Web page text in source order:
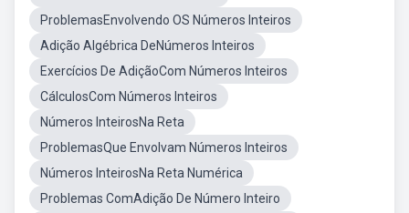
ProblemasEnvolvendo OS Números Inteiros
Adição Algébrica DeNúmeros Inteiros
Exercícios De AdiçãoCom Números Inteiros
CálculosCom Números Inteiros
Números InteirosNa Reta
ProblemasQue Envolvam Números Inteiros
Números InteirosNa Reta Numérica
Problemas ComAdição De Número Inteiro